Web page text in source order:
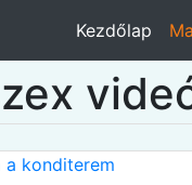
Kezdőlap